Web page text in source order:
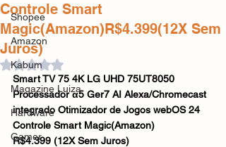
Shopee
Amazon
Kabum
Magazine Luiza
Hardware
Gamer
Controle Smart
Magic(Amazon)R$4.399(12X Sem
Juros)
Avaliado com NaN de 5 estrelas.
Smart TV 75 4K LG UHD 75UT8050
Processador α5 Ger7 AI Alexa/Chromecast
integrado Otimizador de Jogos webOS 24
Controle Smart Magic(Amazon)
R$4.399 (12X Sem Juros)